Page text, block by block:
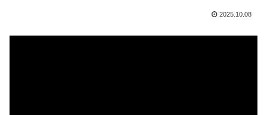
2025.10.08